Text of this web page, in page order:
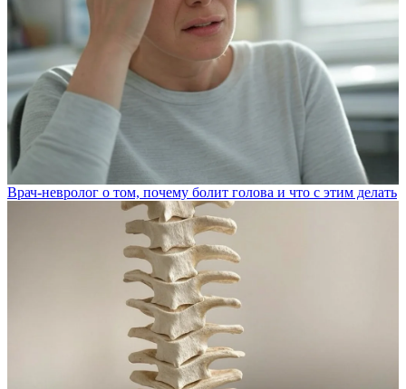
Врач-невролог о том, почему болит голова и что с этим делать